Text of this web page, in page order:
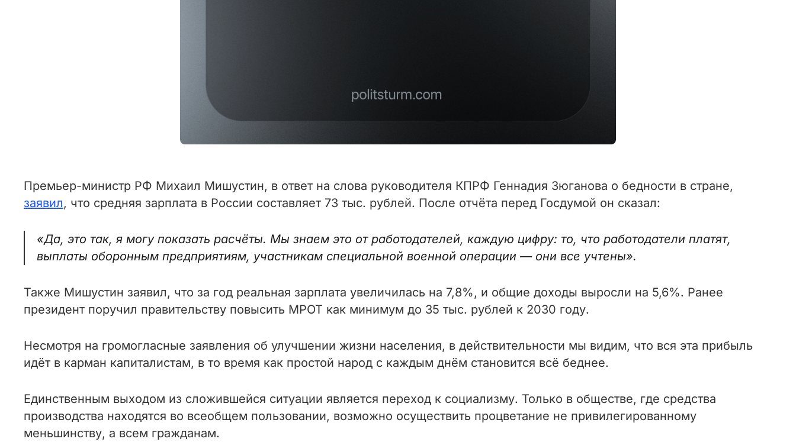
Премьер-министр РФ Михаил Мишустин, в ответ на слова руководителя КПРФ Геннадия Зюганова о бедности в стране,
заявил, что средняя зарплата в России составляет 73 тыс. рублей. После отчёта перед Госдумой он сказал:
«Да, это так, я могу показать расчёты. Мы знаем это от работодателей, каждую цифру: то, что работодатели платят,
выплаты оборонным предприятиям, участникам специальной военной операции — они все учтены».
Также Мишустин заявил, что за год реальная зарплата увеличилась на 7,8%, и общие доходы выросли на 5,6%. Ранее
президент поручил правительству повысить МРОТ как минимум до 35 тыс. рублей к 2030 году.
Несмотря на громогласные заявления об улучшении жизни населения, в действительности мы видим, что вся эта прибыль
идёт в карман капиталистам, в то время как простой народ с каждым днём становится всё беднее.
Единственным выходом из сложившейся ситуации является переход к социализму. Только в обществе, где средства
производства находятся во всеобщем пользовании, возможно осуществить процветание не привилегированному
меньшинству, а всем гражданам.